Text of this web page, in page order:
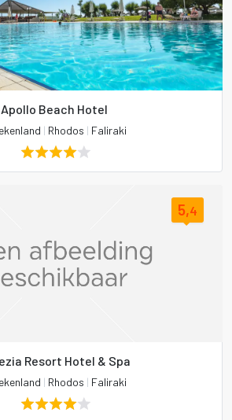
Apollo Beach Hotel
| Rhodos | Faliraki
5,4
Resort Hotel & Spa
| Rhodos | Faliraki